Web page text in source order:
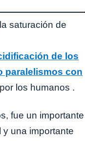
saturación de
de los
paralelismos con
los humanos .
fue un importante
una importante